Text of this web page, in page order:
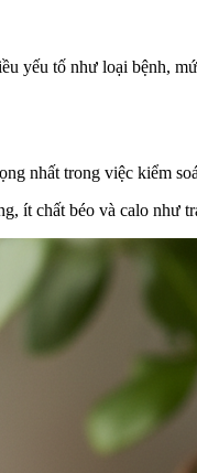
yếu tố như loại bệnh,
nhất trong việc kiểm
ít chất béo và calo